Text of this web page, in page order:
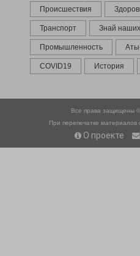
Происшествия
Транспорт Знай
Промышленность
COVID19 История
Все права защищены
При перепечатке материалов
О проекте